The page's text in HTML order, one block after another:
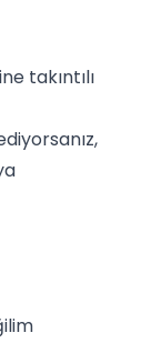
takıntılı